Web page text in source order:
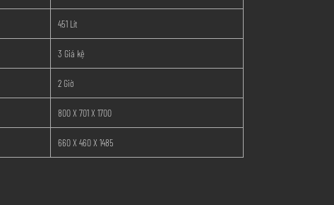
451 Lít
3 Giá kệ
2 Giờ
800 X 701 X 1700
660 X 460 X 1485